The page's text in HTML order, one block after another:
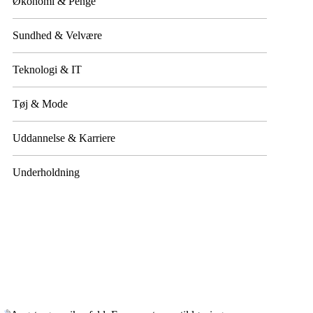
Sundhed & Velvære
Teknologi & IT
Tøj & Mode
Uddannelse & Karriere
Underholdning